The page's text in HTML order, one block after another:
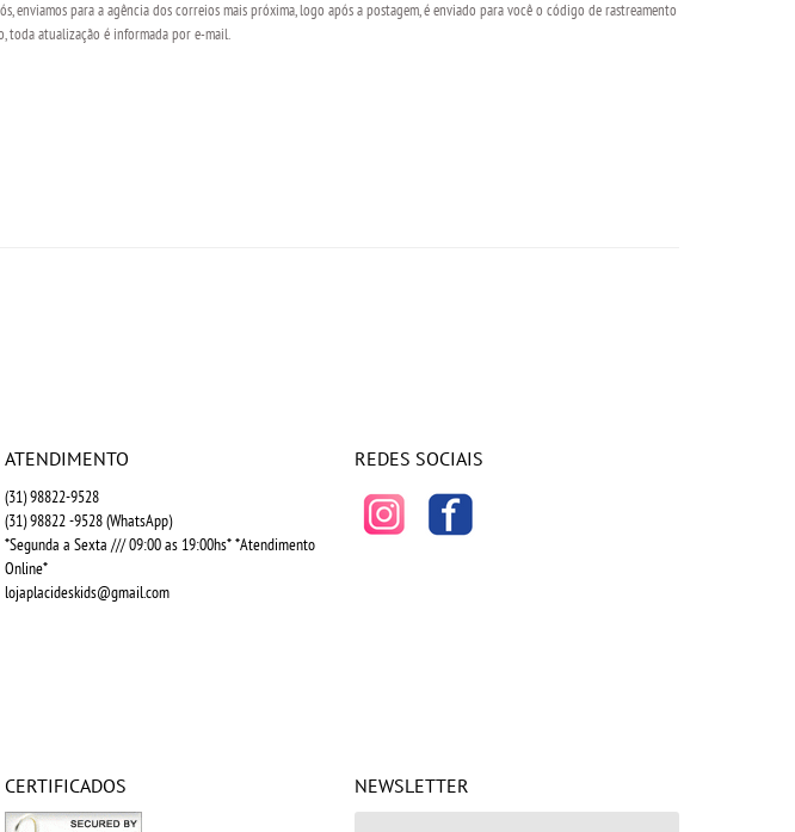
para a agência dos correios mais próxima, logo após a postagem, é enviado para você o código de rastreamento
toda atualização é informada por e-mail.
ATENDIMENTO
(31)98822-9528
(31)98822 -9528(WhatsApp)
*Segunda a Sexta /// 09:00 as 19:00hs* *Atendimento
Online*
lojaplacideskids@gmail.com
REDES SOCIAIS
CERTIFICADOS NEWSLETTER